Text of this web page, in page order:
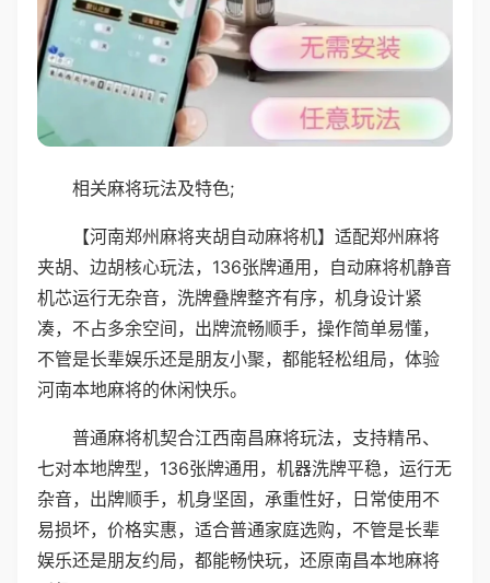
相关麻将玩法及特色;
【河南郑州麻将夹胡自动麻将机】适配郑州麻将
夹胡、边胡核心玩法，136张牌通用，自动麻将机静音
机芯运行无杂音，洗牌叠牌整齐有序，机身设计紧
凑，不占多余空间，出牌流畅顺手，操作简单易懂，
不管是长辈娱乐还是朋友小聚，都能轻松组局，体验
河南本地麻将的休闲快乐。
普通麻将机契合江西南昌麻将玩法，支持精吊、
七对本地牌型，136张牌通用，机器洗牌平稳，运行无
杂音，出牌顺手，机身坚固，承重性好，日常使用不
易损坏，价格实惠，适合普通家庭选购，不管是长辈
娱乐还是朋友约局，都能畅快玩，还原南昌本地麻将